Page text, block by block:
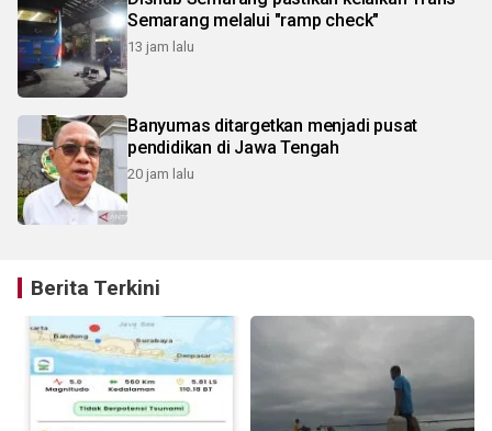
Semarang melalui "ramp check"
13 jam lalu
Banyumas ditargetkan menjadi pusat
pendidikan di Jawa Tengah
20 jam lalu
Berita Terkini